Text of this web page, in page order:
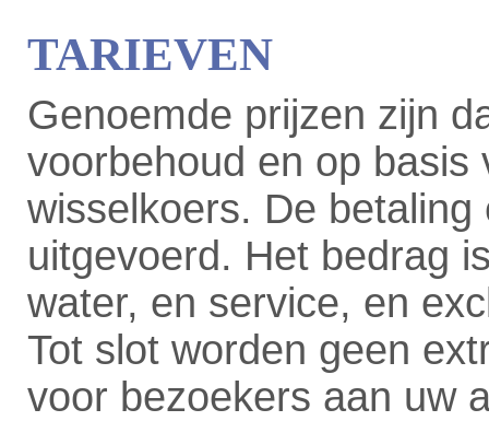
TARIEVEN
Genoemde prijzen zijn
voorbehoud en op basis
wisselkoers. De
uitgevoerd. Het bedrag
water, en service, en
Tot slot worden geen
voor bezoekers aan uw